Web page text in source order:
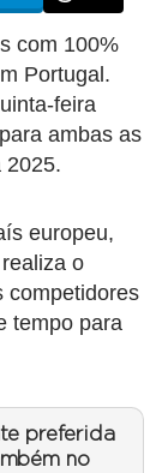
com 100%
Portugal.
feira
ambas as
2025.
europeu,
o
competidores
tempo para
preferida
no